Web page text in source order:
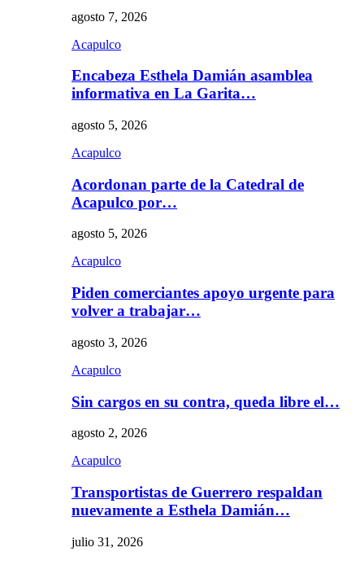
agosto 7, 2026
Acapulco
Encabeza Esthela Damián asamblea
informativa en La Garita…
agosto 5, 2026
Acapulco
Acordonan parte de la Catedral de
Acapulco por…
agosto 5, 2026
Acapulco
Piden comerciantes apoyo urgente para
volver a trabajar…
agosto 3, 2026
Acapulco
Sin cargos en su contra, queda libre el…
agosto 2, 2026
Acapulco
Transportistas de Guerrero respaldan
nuevamente a Esthela Damián…
julio 31, 2026